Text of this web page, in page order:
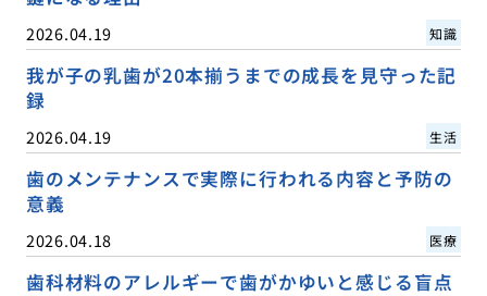
2026.04.19 知識
我が子の乳歯が20本揃うまでの成長を見守った記
録
2026.04.19 生活
歯のメンテナンスで実際に行われる内容と予防の
意義
2026.04.18 医療
歯科材料のアレルギーで歯がかゆいと感じる盲点